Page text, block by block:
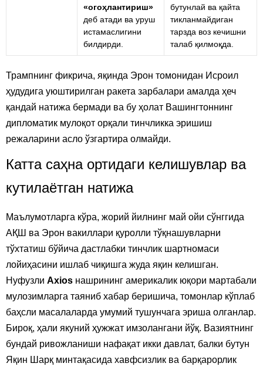
«огоҳлантириш»
деб атади ва уруш
истамаслигини
билдирди.
бутунлай ва қайта
тикланмайдиган
тарзда воз кечишни
талаб қилмоқда.
Трампнинг фикрича, яқинда Эрон томонидан Исроил
ҳудудига уюштирилган ракета зарбалари амалда ҳеч
қандай натижа бермади ва бу ҳолат Вашингтоннинг
дипломатик мулоқот орқали тинчликка эришиш
режаларини асло ўзгартира олмайди.
Катта саҳна ортидаги келишувлар ва
кутилаётган натижа
Маълумотларга кўра, жорий йилнинг май ойи сўнггида
АҚШ ва Эрон вакиллари қуролли тўқнашувларни
тўхтатиш бўйича дастлабки тинчлик шартномаси
лойиҳасини ишлаб чиқишга жуда яқин келишган.
Нуфузли Axios нашрининг америкалик юқори мартабали
мулозимларга таяниб хабар беришича, томонлар кўплаб
баҳсли масалаларда умумий тушунчага эриша олганлар.
Бироқ, ҳали якуний ҳужжат имзолангани йўқ. Вазиятнинг
бундай ривожланиши нафақат икки давлат, балки бутун
Яқин Шарқ минтақасида хавфсизлик ва барқарорлик